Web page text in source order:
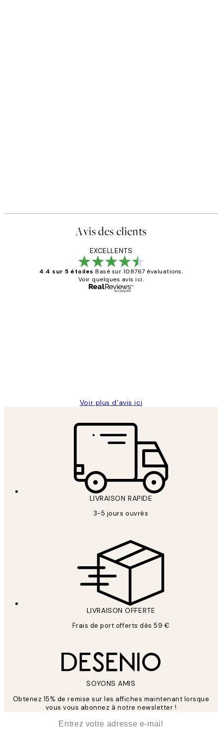
Avis des clients
EXCELLENTS
4.4 sur 5 étoiles Basé sur 108767 évaluations.
Voir quelques avis ici.
Voir plus d’avis ici
LIVRAISON RAPIDE
3-5 jours ouvrés
LIVRAISON OFFERTE
Frais de port offerts dès 59 €
SOYONS AMIS
Obtenez 15% de remise sur les affiches maintenant lorsque
vous vous abonnez à notre newsletter !